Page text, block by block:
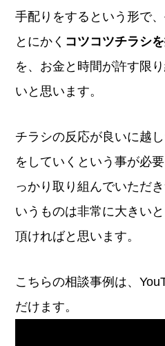
手配りをするという形で
とにかく コツコツチラシ
を、お金と時間が許す限
いと思います。
チラシの反応が良いに越
をしていくという事が必
っかり取り組んでいただ
いうものは非常に大きい
頂ければと思います。
こちらの相談事例は、
だけます。